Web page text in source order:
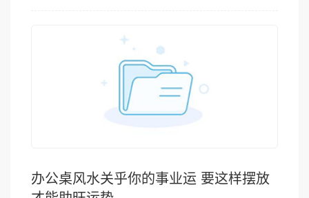
办公桌风水关乎你的事业运 要这样摆放